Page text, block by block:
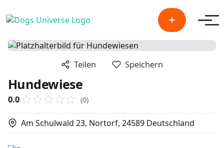
Teilen Speichern
Hundewiese
0.0 (0)
Am Schulwald 23, Nortorf, 24589 Deutschland